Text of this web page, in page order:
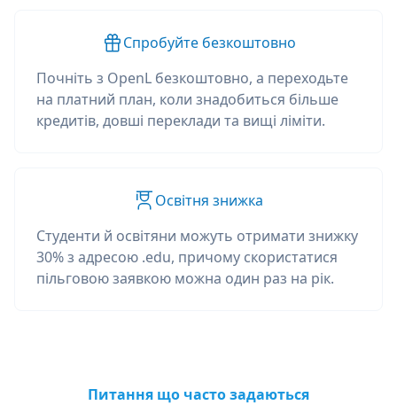
Спробуйте безкоштовно
Почніть з OpenL безкоштовно, а переходьте
на платний план, коли знадобиться більше
кредитів, довші переклади та вищі ліміти.
Освітня знижка
Студенти й освітяни можуть отримати знижку
30% з адресою .edu, причому скористатися
пільговою заявкою можна один раз на рік.
Питання що часто задаються